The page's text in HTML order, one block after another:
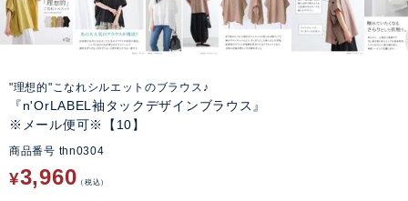
"理想的"こなれシルエットのブラウス♪
『n'OrLABEL袖タックデザインブラウス』
※メール便可※【10】
商品番号 thn0304
¥3,960 税込